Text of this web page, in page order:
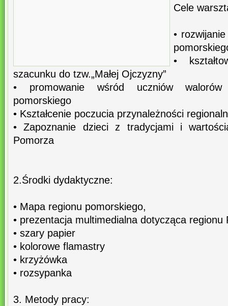
Cele
•
•
szacunku do tzw.„Małej Ojczyzny”
• promowanie wśród uczniów walorów
pomorskiego
• Kształcenie poczucia przynależności
• Zapoznanie dzieci z tradycjami i
Pomorza
2.Środki dydaktyczne:
• Mapa regionu pomorskiego,
• prezentacja multimedialna dotycząca regionu
• szary papier
• kolorowe flamastry
• krzyżówka
• rozsypanka
3. Metody pracy: